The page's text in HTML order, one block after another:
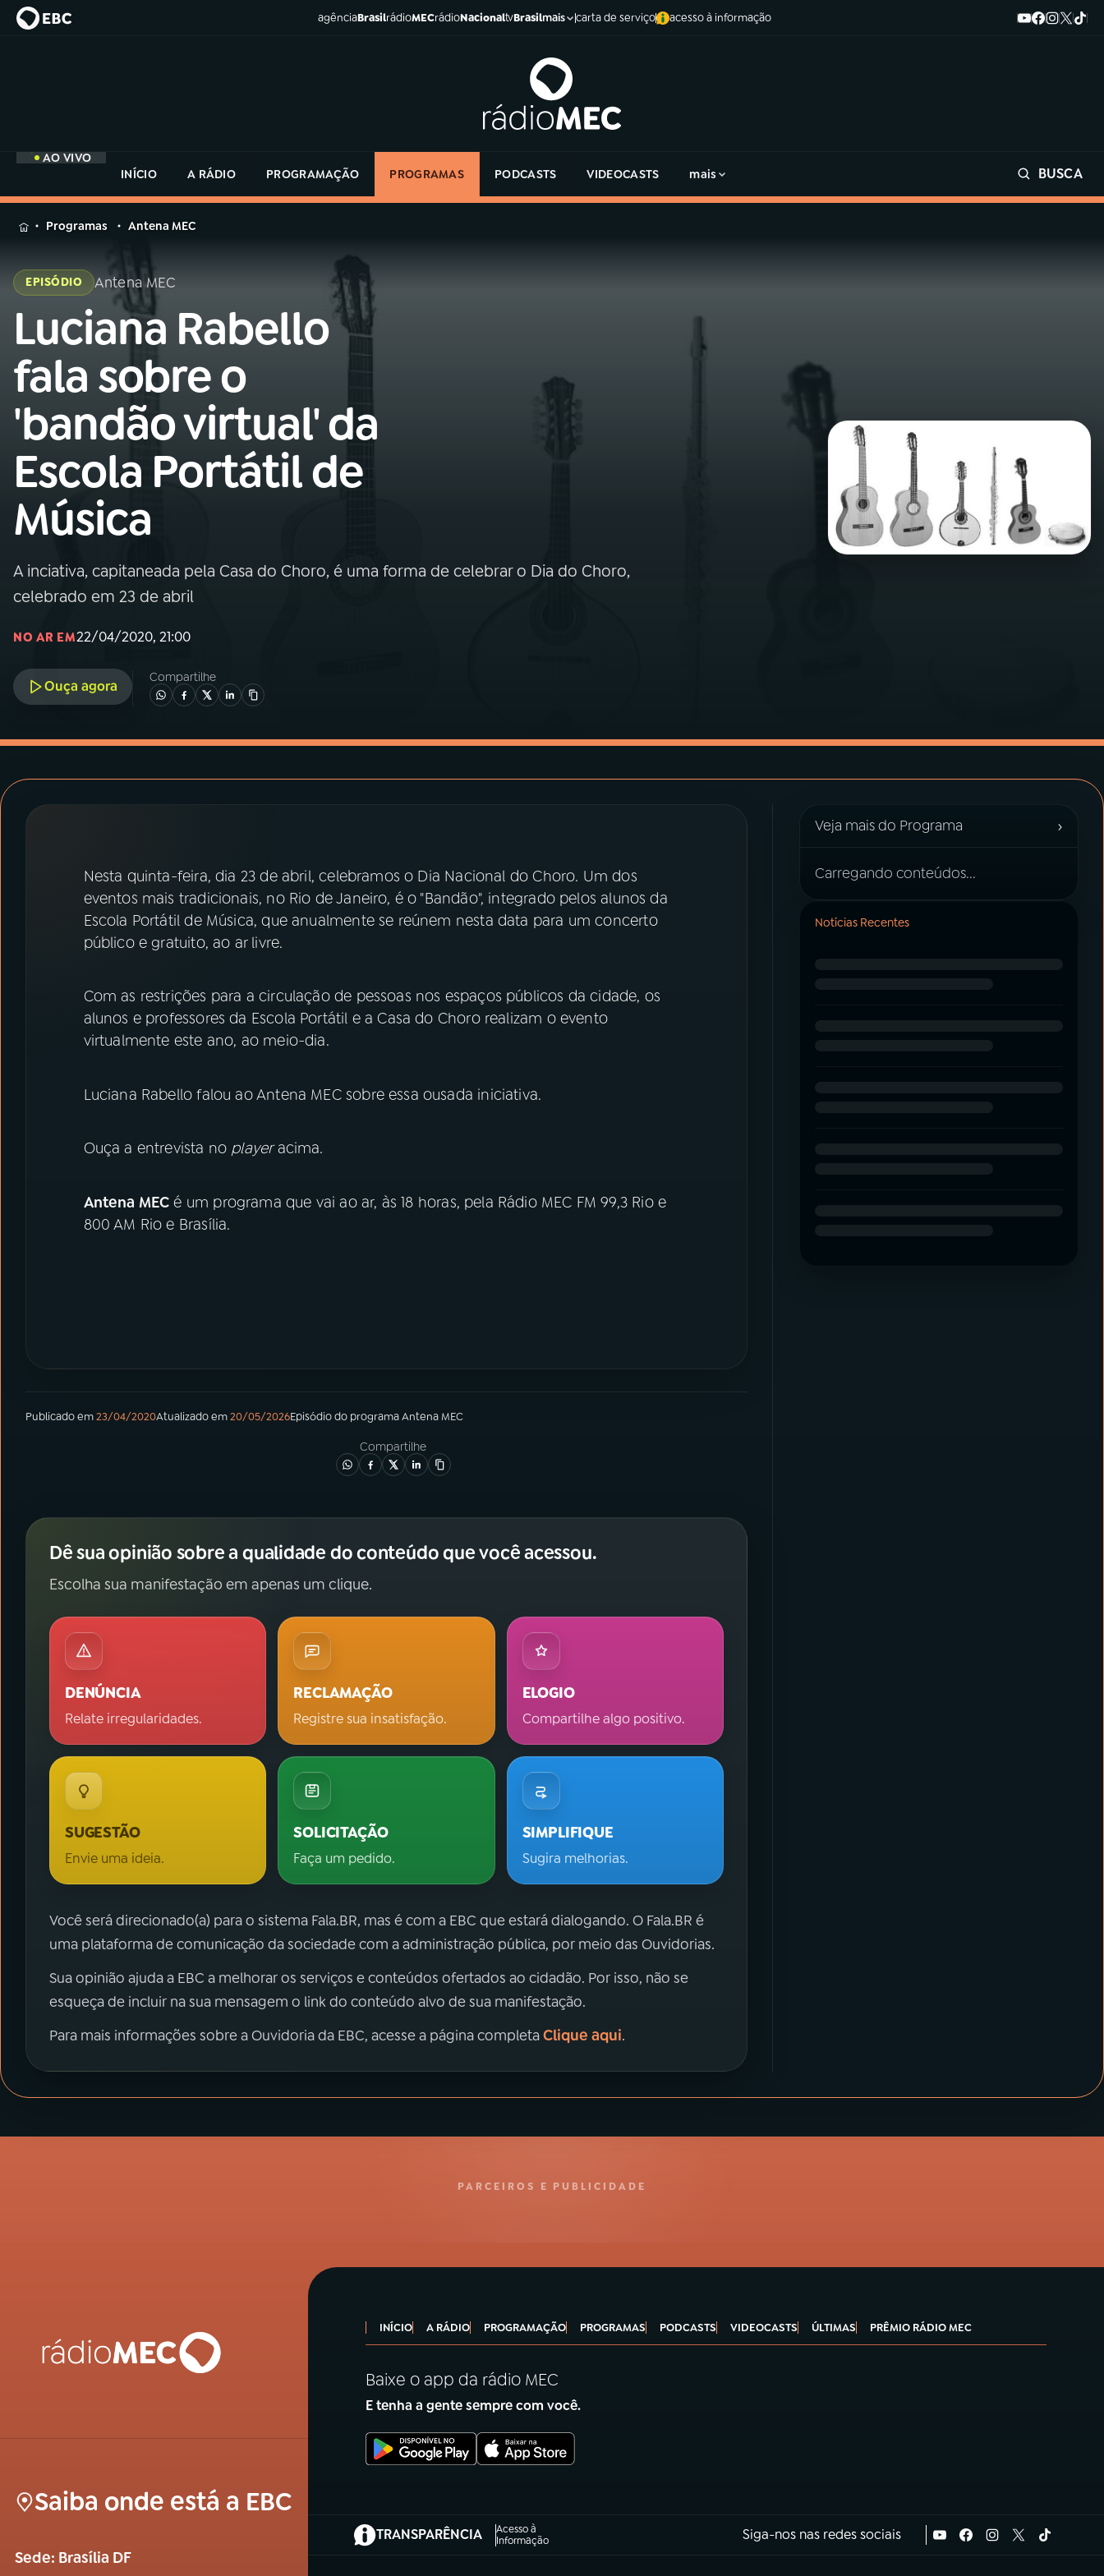
agênciaBrasilrádioMECrádioNacionaltvBrasilmais carta de serviço acesso à informação
AO VIVO
INÍCIO
A RÁDIO PROGRAMAÇÃO PROGRAMAS PODCASTS VIDEOCASTS mais BUSCA
MENU
Rádio
MEC
01INÍCIO
02A RÁDIO
PROGRAMAÇÃO
04PROGRAMAS
05 PODCASTS
06VIDEOCASTS
07ÚLTIMAS
Facebook
Instagram X
na
Rádio
Programas Antena MEC
EPISÓDIO Antena MEC
Luciana Rabello
fala sobre o
'bandão virtual' da
Escola Portátil de
Música
A inciativa, capitaneada pela Casa do Choro, é uma forma de celebrar o Dia do Choro,
celebrado em 23 de abril
NO AR EM22/04/2020, 21:00
Ouça agora
Compartilhe
Nesta quinta-feira, dia 23 de abril, celebramos o Dia Nacional do Choro. Um dos
eventos mais tradicionais, no Rio de Janeiro, é o "Bandão", integrado pelos alunos da
Escola Portátil de Música, que anualmente se reúnem nesta data para um concerto
público e gratuito, ao ar livre.
Com as restrições para a circulação de pessoas nos espaços públicos da cidade, os
alunos e professores da Escola Portátil e a Casa do Choro realizam o evento
virtualmente este ano, ao meio-dia.
Luciana Rabello falou ao Antena MEC sobre essa ousada iniciativa.
Ouça a entrevista no playeracima.
Antena MEC é um programa que vai ao ar, às 18 horas, pela Rádio MEC FM 99,3 Rio e
800 AM Rio e Brasília.
Publicado em23/04/2020Atualizado em20/05/2026Episódiodo programaAntena MEC
Compartilhe
Dê sua opinião sobre a qualidade do conteúdo que você acessou.
Escolha sua manifestação em apenas um clique.
DENÚNCIA
Relate irregularidades.
RECLAMAÇÃO
Registre sua insatisfação.
ELOGIO
Compartilhe algo positivo.
SUGESTÃO
Envie uma ideia.
SOLICITAÇÃO
Faça um pedido.
SIMPLIFIQUE
Sugira melhorias.
Você será direcionado(a) para o sistema Fala.BR, mas é com a EBC que estará dialogando. O Fala.BR é
uma plataforma de comunicação da sociedade com a administração pública, por meio das Ouvidorias.
Sua opinião ajuda a EBC a melhorar os serviços e conteúdos ofertados ao cidadão. Por isso, não se
esqueça de incluir na sua mensagem o link do conteúdo alvo de sua manifestação.
Para mais informações sobre a Ouvidoria da EBC, acesse a página completaClique aqui.
Veja mais do Programa ›
Carregando conteúdos...
Notícias Recentes
PARCEIROS E PUBLICIDADE
Saiba onde está a EBC
Sede: Brasília DF
INÍCIO A RÁDIO PROGRAMAÇÃO PROGRAMAS PODCASTS VIDEOCASTS ÚLTIMAS PRÊMIO RÁDIO MEC
Baixe o app da rádio MEC
E tenha a gente sempre com você.
TRANSPARÊNCIA
Acesso à
Informação
(abre em nova aba) Siga-nos nas redes sociais